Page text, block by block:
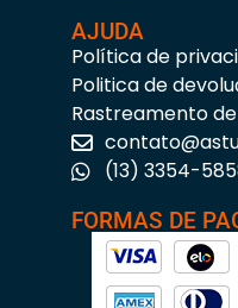
AJUDA
Política de
Politica de
Rastreamento
(13) 3354-
FORMAS DE